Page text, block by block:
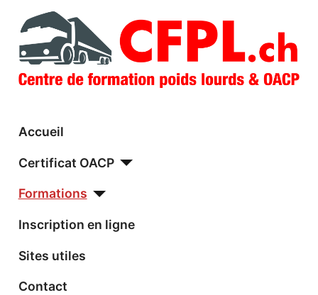
Accueil
Certificat OACP
Formations
Inscription en ligne
Sites utiles
Contact